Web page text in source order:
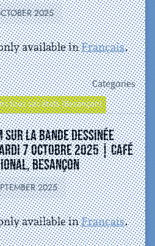
2025
available inFrançais.
Categories
tous ses états (Besançon)
sur la bande dessinée
7 octobre 2025 | Café
Besançon
2025
available inFrançais.